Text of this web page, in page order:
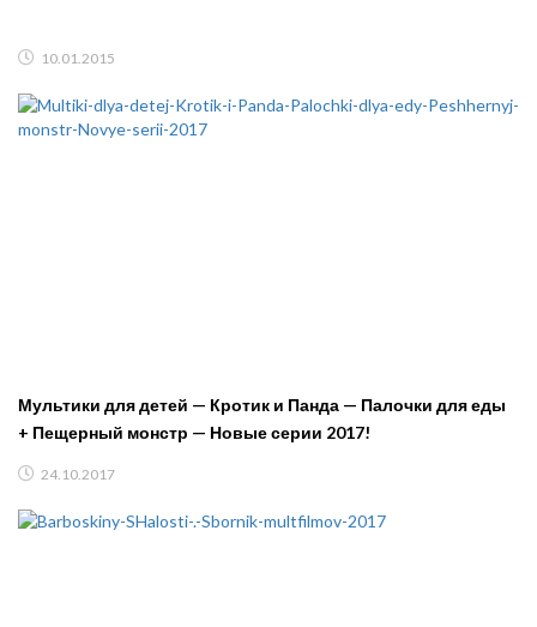
10.01.2015
Мультики для детей — Кротик и Панда — Палочки для еды
+ Пещерный монстр — Новые серии 2017!
24.10.2017